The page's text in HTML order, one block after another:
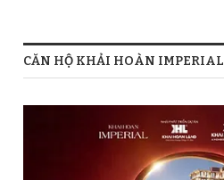
CĂN HỘ KHẢI HOÀN IMPERIAL